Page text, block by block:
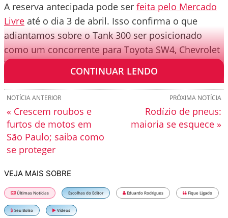
A reserva antecipada pode ser feita pelo Mercado
Livre até o dia 3 de abril. Isso confirma o que
adiantamos sobre o Tank 300 ser posicionado
como um concorrente para Toyota SW4, Chevrolet
Trailblazer e Mitsubishi Pajero Sport.
CONTINUAR LENDO
PRÓXIMA NOTÍCIA
Rodízio de pneus:
maioria se esquece »
NOTÍCIA ANTERIOR
« Crescem roubos e
furtos de motos em
São Paulo; saiba como
se proteger
VEJA MAIS SOBRE
Últimas Notícias Escolhas do Editor Eduardo Rodrigues Fique Ligado
Seu Bolso Vídeos